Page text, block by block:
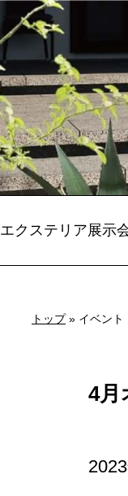
エクステリア展示
トップ» イベント
4月